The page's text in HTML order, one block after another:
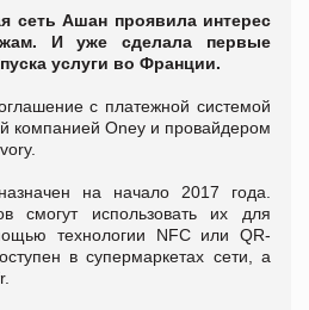
сеть Ашан проявила интерес
И уже сделала первые
услуги во Франции.
с платежной системой
компанией Oney и провайдером
на начало 2017 года.
смогут использовать их для
технологии NFC или QR-
в супермаркетах сети, а